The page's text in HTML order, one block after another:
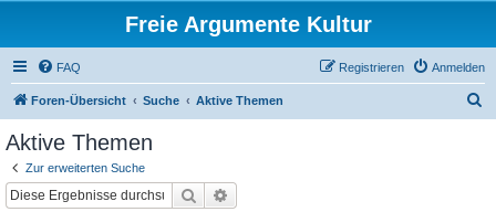
Freie Argumente Kultur
FAQ Anmelden
Registrieren
Foren-Übersicht Suche Aktive Themen
Aktive Themen
Zur erweiterten Suche
Suche